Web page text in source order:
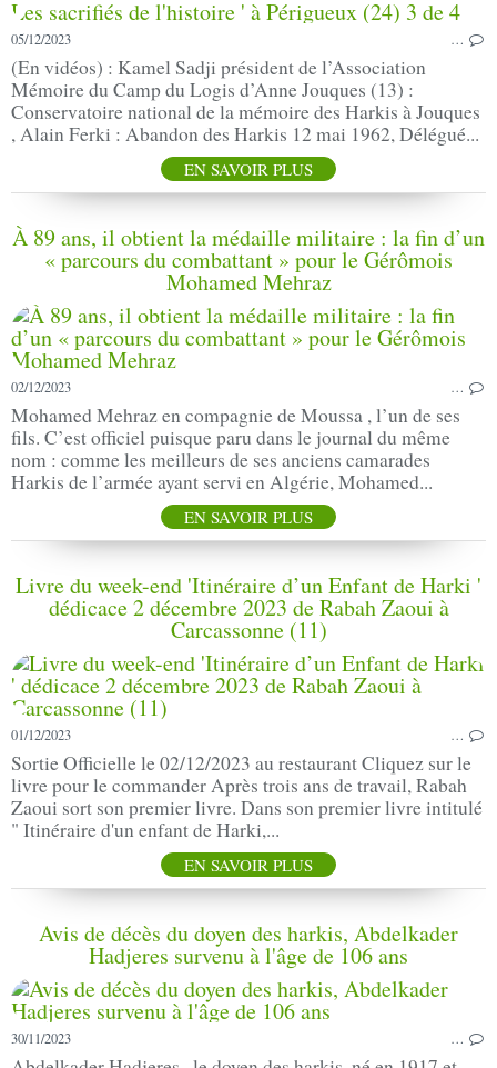
05/12/2023 …
(En vidéos) : Kamel Sadji président de l’Association
Mémoire du Camp du Logis d’Anne Jouques (13) :
Conservatoire national de la mémoire des Harkis à Jouques
, Alain Ferki : Abandon des Harkis 12 mai 1962, Délégué...
EN SAVOIR PLUS
À 89 ans, il obtient la médaille militaire : la fin d’un
« parcours du combattant » pour le Gérômois
Mohamed Mehraz
02/12/2023 …
Mohamed Mehraz en compagnie de Moussa , l’un de ses
fils. C’est officiel puisque paru dans le journal du même
nom : comme les meilleurs de ses anciens camarades
Harkis de l’armée ayant servi en Algérie, Mohamed...
EN SAVOIR PLUS
Livre du week-end 'Itinéraire d’un Enfant de Harki '
dédicace 2 décembre 2023 de Rabah Zaoui à
Carcassonne (11)
01/12/2023 …
Sortie Officielle le 02/12/2023 au restaurant Cliquez sur le
livre pour le commander Après trois ans de travail, Rabah
Zaoui sort son premier livre. Dans son premier livre intitulé
" Itinéraire d'un enfant de Harki,...
EN SAVOIR PLUS
Avis de décès du doyen des harkis, Abdelkader
Hadjeres survenu à l'âge de 106 ans
30/11/2023 …